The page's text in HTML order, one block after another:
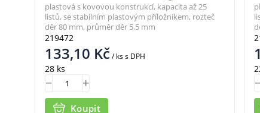
219472
133,10 Kč/ kss DPH
28 ks
Koupit
plastová s kovovou konstrukcí, kapacita až 25
listů, se stabilním plastovým příložníkem, rozteč
děr 80 mm, průměr děr 5,5 mm